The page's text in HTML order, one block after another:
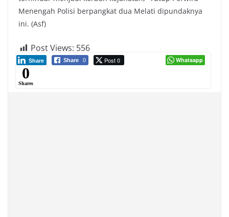
Menengah Polisi berpangkat dua Melati dipundaknya
ini. (Asf)
Post Views: 556
Share 0 Post 0
Share Whatsapp
0
Shares